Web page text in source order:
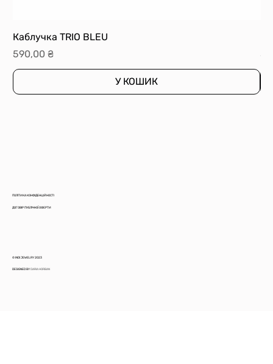
Каблучка TRIO BLEU
Ціна
590,00 ₴
У КОШИК
ДОГОВІР ПУБЛІЧНОЇ ОФЕРТИ
ПОЛІТИКА КОНФІДЕНЦІЙНОСТІ
DESIGNED BYDARIA HORBAN
© INDI JEWELRY 2023